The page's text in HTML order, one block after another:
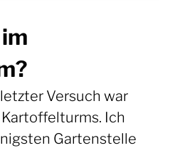
Versuch war
Ich
Gartenstelle